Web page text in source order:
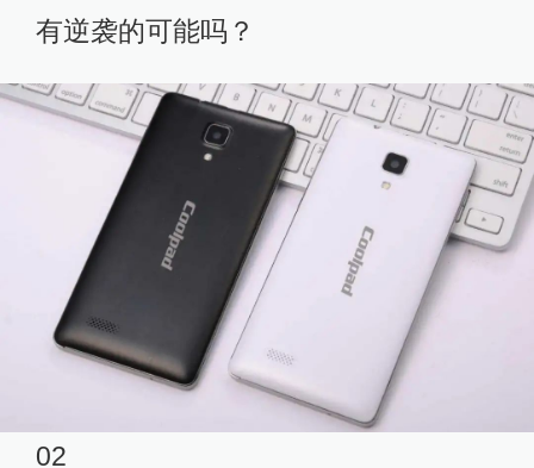
有逆袭的可能吗？
02